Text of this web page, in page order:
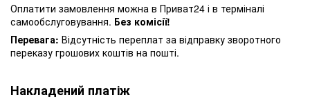
Оплатити замовлення можна в Приват24 і в терміналі
самообслуговування. Без комісії!
Перевага: Відсутність переплат за відправку зворотного
переказу грошових коштів на пошті.
Накладений платіж